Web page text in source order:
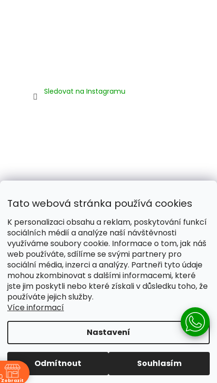
Tato webová stránka používá cookies
K personalizaci obsahu a reklam, poskytování funkcí
sociálních médií a analýze naší návštěvnosti
využíváme soubory cookie. Informace o tom, jak náš
web používáte, sdílíme se svými partnery pro
sociální média, inzerci a analýzy. Partneři tyto údaje
mohou zkombinovat s dalšími informacemi, které
jste jim poskytli nebo které získali v důsledku toho, že
používáte jejich služby.
Více informací
Nastavení
Odmítnout Souhlasím
Sledovat na Instagramu
Naše smečka: Silver Needles (Chovatelská stanice)
Copyright 2026Pomáháme žít lépe. Všechna práva
Upravit nastavení cookies
Zobrazit